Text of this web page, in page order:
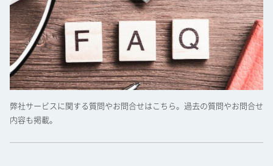
弊社サービスに関する質問やお問合せはこちら。過去の質問やお問合せ
内容も掲載。